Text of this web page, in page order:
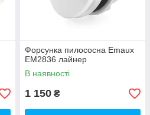
Форсунка пилососна Emaux
EM2836 лайнер
В наявності
1 150 ₴